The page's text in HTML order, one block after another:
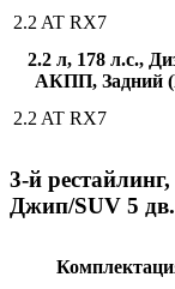
2.2 AT RX7
2.2 л, 178 л.с.,
АКПП, Задний
2.2 AT RX7
3-й
Джип/SUV 5 дв.